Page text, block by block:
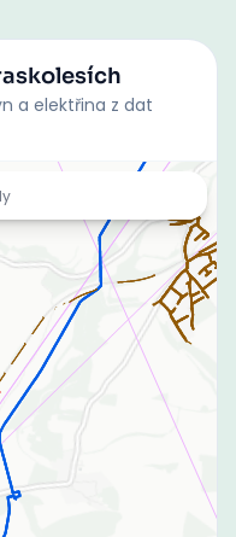
a elektřina z dat